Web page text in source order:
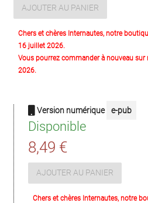
AJOUTER AU PANIER
Chers et chères Internautes, notre
16 juillet 2026.
Vous pourrez commander à nouveau
2026.
Version numérique e-pub
Disponible
8,49 €
AJOUTER AU PANIER
Chers et chères Internautes, notre